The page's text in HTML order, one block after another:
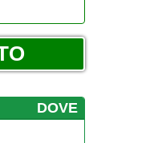
DOVE